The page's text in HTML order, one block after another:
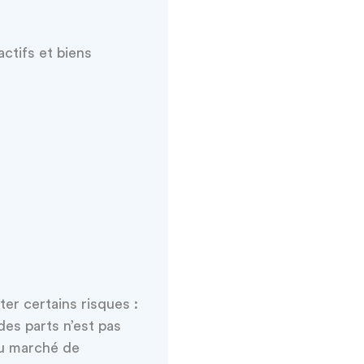
et biens
certains risques :
parts n’est pas
marché de